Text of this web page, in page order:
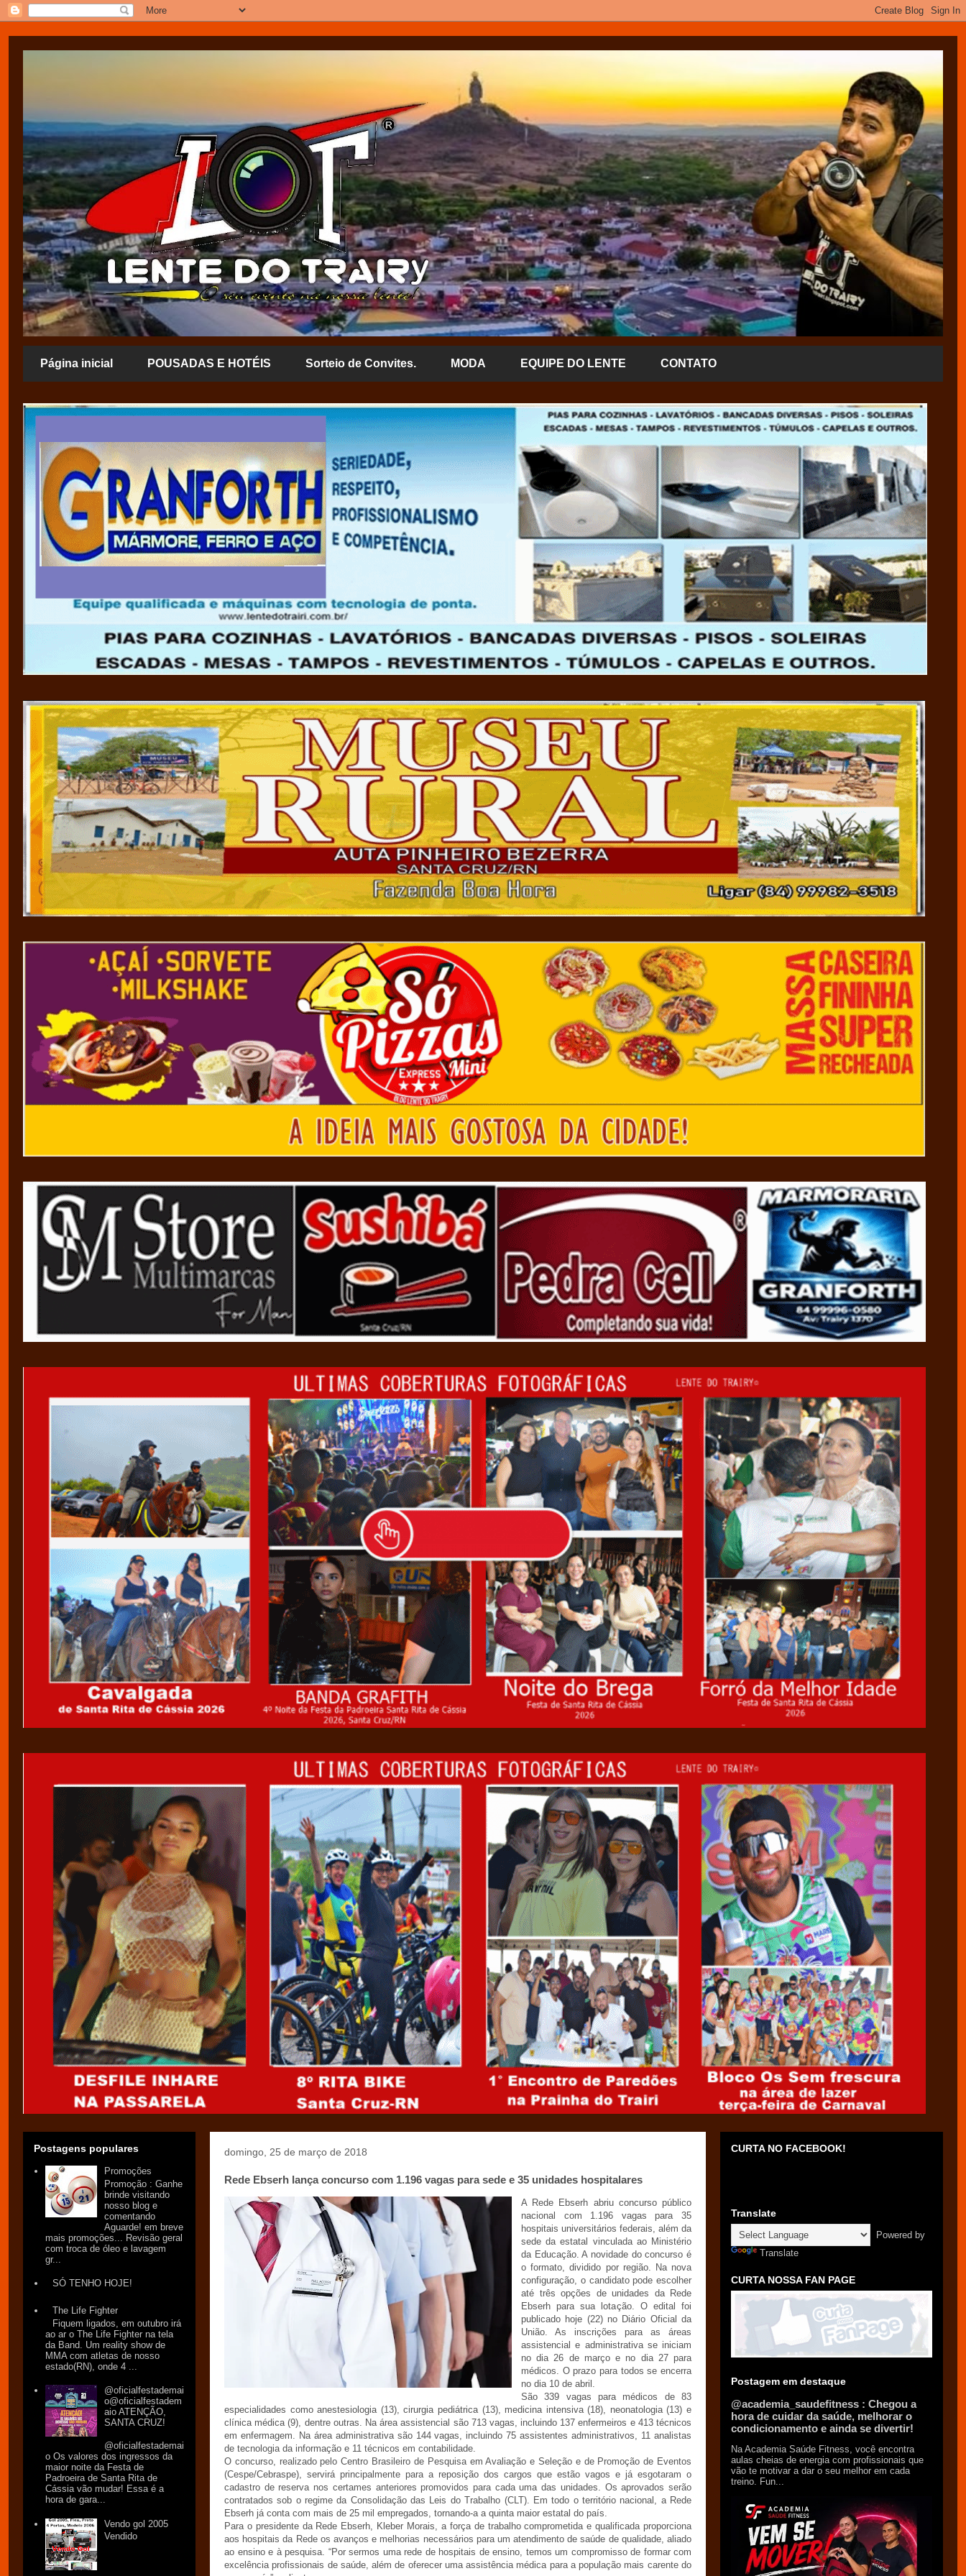
Página inicial POUSADAS E HOTÉIS Sorteio de Convites. MODA EQUIPE DO LENTE CONTATO
domingo, 25 de março de 2018
Rede Ebserh lança concurso com 1.196 vagas para sede e 35 unidades hospitalares
A Rede Ebserh abriu concurso público
nacional com 1.196 vagas para 35
hospitais universitários federais, além da
sede da estatal vinculada ao Ministério
da Educação. A novidade do concurso é
o formato, dividido por região. Na nova
configuração, o candidato pode escolher
até três opções de unidades da Rede
Ebserh para sua lotação. O edital foi
publicado hoje (22) no Diário Oficial da
União. As inscrições para as áreas
assistencial e administrativa se iniciam
no dia 26 de março e no dia 27 para
médicos. O prazo para todos se encerra
no dia 10 de abril.
São 339 vagas para médicos de 83
especialidades como anestesiologia (13), cirurgia pediátrica (13), medicina intensiva (18), neonatologia (13) e
clínica médica (9), dentre outras. Na área assistencial são 713 vagas, incluindo 137 enfermeiros e 413 técnicos
em enfermagem. Na área administrativa são 144 vagas, incluindo 75 assistentes administrativos, 11 analistas
de tecnologia da informação e 11 técnicos em contabilidade.
O concurso, realizado pelo Centro Brasileiro de Pesquisa em Avaliação e Seleção e de Promoção de Eventos
(Cespe/Cebraspe), servirá principalmente para a reposição dos cargos que estão vagos e já esgotaram o
cadastro de reserva nos certames anteriores promovidos para cada uma das unidades. Os aprovados serão
contratados sob o regime da Consolidação das Leis do Trabalho (CLT). Em todo o território nacional, a Rede
Ebserh já conta com mais de 25 mil empregados, tornando-a a quinta maior estatal do país.
Para o presidente da Rede Ebserh, Kleber Morais, a força de trabalho comprometida e qualificada proporciona
aos hospitais da Rede os avanços e melhorias necessários para um atendimento de saúde de qualidade, aliado
ao ensino e à pesquisa. “Por sermos uma rede de hospitais de ensino, temos um compromisso de formar com
excelência profissionais de saúde, além de oferecer uma assistência médica para a população mais carente do
Postagens populares
Promoções
Promoção : Ganhe
brinde visitando
nosso blog e
comentando
Aguarde! em breve
mais promoções... Revisão geral
com troca de óleo e lavagem
gr...
SÓ TENHO HOJE!
The Life Fighter
Fiquem ligados, em outubro irá
ao ar o The Life Fighter na tela
da Band. Um reality show de
MMA com atletas de nosso
estado(RN), onde 4 ...
@oficialfestademai
o@oficialfestadem
aio ATENÇÃO,
SANTA CRUZ!
@oficialfestademai
o Os valores dos ingressos da
maior noite da Festa de
Padroeira de Santa Rita de
Cássia vão mudar! Essa é a
hora de gara...
Vendo gol 2005
Vendido
CURTA NO FACEBOOK!
Translate
Powered by
Translate
CURTA NOSSA FAN PAGE
Postagem em destaque
@academia_saudefitness : Chegou a
hora de cuidar da saúde, melhorar o
condicionamento e ainda se divertir!
Na Academia Saúde Fitness, você encontra
aulas cheias de energia com profissionais que
vão te motivar a dar o seu melhor em cada
treino. Fun...